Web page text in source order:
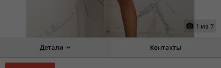
1 из 7
Детали Контакты